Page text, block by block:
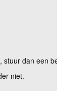
dan een
niet.